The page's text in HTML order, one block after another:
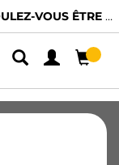
VOUS ÊTRE CLIENT ?